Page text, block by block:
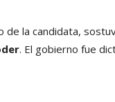
de la candidata,
. El gobierno fue